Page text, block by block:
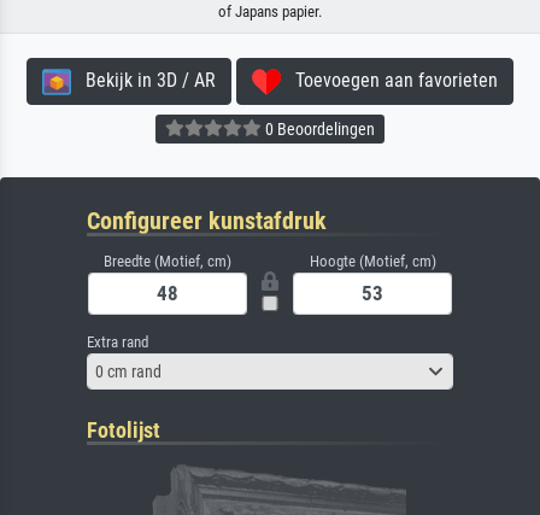
of Japans papier.
Bekijk in 3D / AR Toevoegen aan favorieten
0 Beoordelingen
Configureer kunstafdruk
Breedte (Motief, cm) Hoogte (Motief, cm)
Extra rand
0 cm rand
Fotolijst